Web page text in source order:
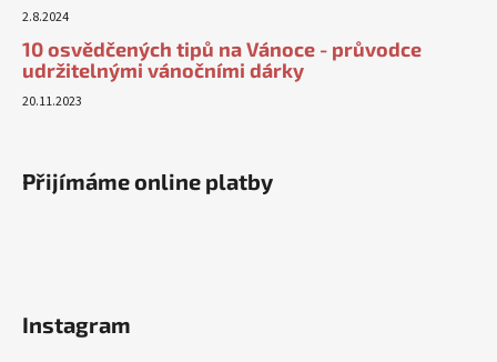
2.8.2024
10 osvědčených tipů na Vánoce - průvodce
udržitelnými vánočními dárky
20.11.2023
Přijímáme online platby
Instagram